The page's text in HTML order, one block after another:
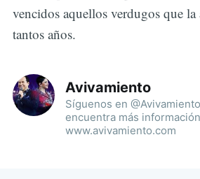
vencidos aquellos verdugos que
tantos años.
Avivamiento
Síguenos en
encuentra más
www.avivamiento.com